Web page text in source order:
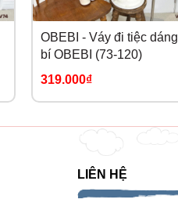
OBEBI - Váy đi tiệc dáng
bí OBEBI (73-120)
319.000₫
LIÊN HỆ